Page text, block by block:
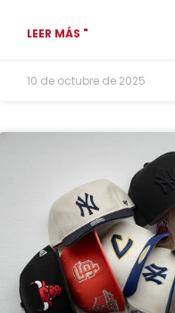
LEER MÁS "
10 de octubre de 2025